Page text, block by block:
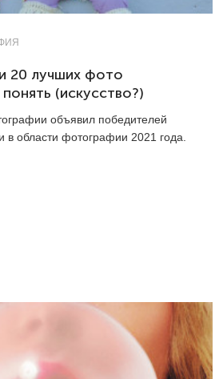
20 лучших фото
(искусство?)
объявил победителей
области фотографии 2021 года.